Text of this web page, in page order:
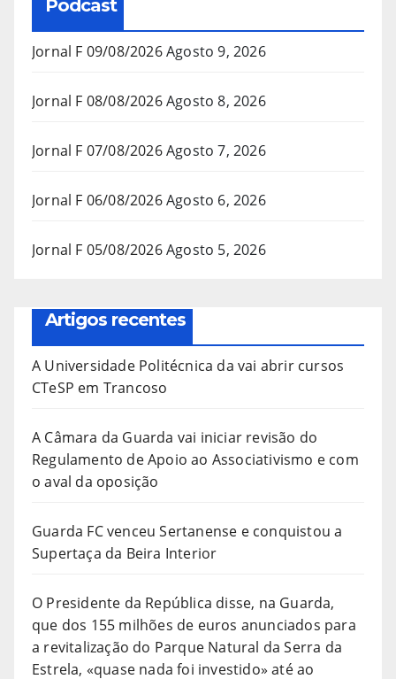
Podcast
Jornal F 09/08/2026Agosto 9, 2026
Jornal F 08/08/2026Agosto 8, 2026
Jornal F 07/08/2026Agosto 7, 2026
Jornal F 06/08/2026Agosto 6, 2026
Jornal F 05/08/2026Agosto 5, 2026
Artigos recentes
A Universidade Politécnica da vai abrir cursos
CTeSP em Trancoso
A Câmara da Guarda vai iniciar revisão do
Regulamento de Apoio ao Associativismo e com
o aval da oposição
Guarda FC venceu Sertanense e conquistou a
Supertaça da Beira Interior
O Presidente da República disse, na Guarda,
que dos 155 milhões de euros anunciados para
a revitalização do Parque Natural da Serra da
Estrela, «quase nada foi investido» até ao